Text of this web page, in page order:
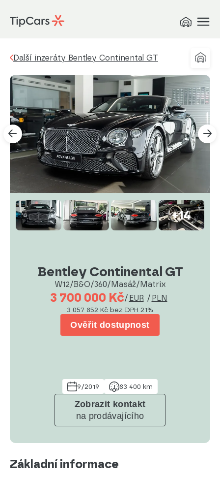
Další inzeráty Bentley Continental GT
+14
Bentley Continental GT
W12/B&O/360/Masáž/Matrix
3 700 000 Kč/ EUR / PLN
3 057 852 Kč bez DPH 21%
Ověřit dostupnost
9/2019 83 400 km
Zobrazit kontakt
na prodávajícího
Základní informace